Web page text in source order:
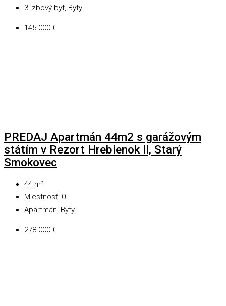
3 izbový byt, Byty
145 000 €
PREDAJ Apartmán 44m2 s garážovým
státím v Rezort Hrebienok II, Starý
Smokovec
44 m²
Miestnosť: 0
Apartmán, Byty
278 000 €